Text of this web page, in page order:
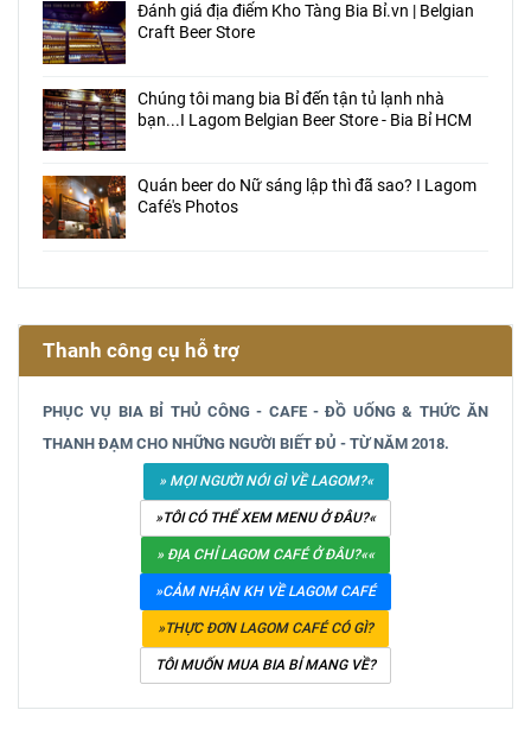
Đánh giá địa điểm Kho Tàng Bia Bỉ.vn | Belgian
Craft Beer Store
Chúng tôi mang bia Bỉ đến tận tủ lạnh nhà
bạn...I Lagom Belgian Beer Store - Bia Bỉ HCM
Quán beer do Nữ sáng lập thì đã sao? Ӏ Lagom
Café's Photos
Thanh công cụ hỗ trợ
PHỤC VỤ BIA BỈ THỦ CÔNG - CAFE - ĐỒ UỐNG & THỨC ĂN
THANH ĐẠM CHO NHỮNG NGƯỜI BIẾT ĐỦ - TỪ NĂM 2018.
» MỌI NGƯỜI NÓI GÌ VỀ LAGOM?«
»TÔI CÓ THỂ XEM MENU Ở ĐÂU?«
» ĐỊA CHỈ LAGOM CAFÉ Ở ĐÂU?««
»CẢM NHẬN KH VỀ LAGOM CAFÉ
»THỰC ĐƠN LAGOM CAFÉ CÓ GÌ?
TÔI MUỐN MUA BIA BỈ MANG VỀ?